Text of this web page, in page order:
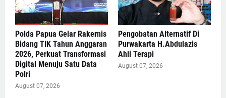
Polda Papua Gelar Rakernis
Bidang TIK Tahun Anggaran
2026, Perkuat Transformasi
Digital Menuju Satu Data
Polri
August 07, 2026
Pengobatan Alternatif Di
Purwakarta H.Abdulazis
Ahli Terapi
August 07, 2026